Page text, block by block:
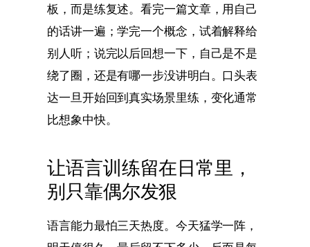
板，而是练复述。看完一篇文章，用自己
的话讲一遍；学完一个概念，试着解释给
别人听；说完以后回想一下，自己是不是
绕了圈，还是有哪一步没讲明白。口头表
达一旦开始回到真实场景里练，变化通常
比想象中快。
让语言训练留在日常里，
别只靠偶尔发狠
语言能力最怕三天热度。今天猛学一阵，